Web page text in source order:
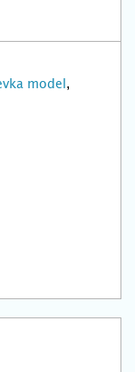
model ,